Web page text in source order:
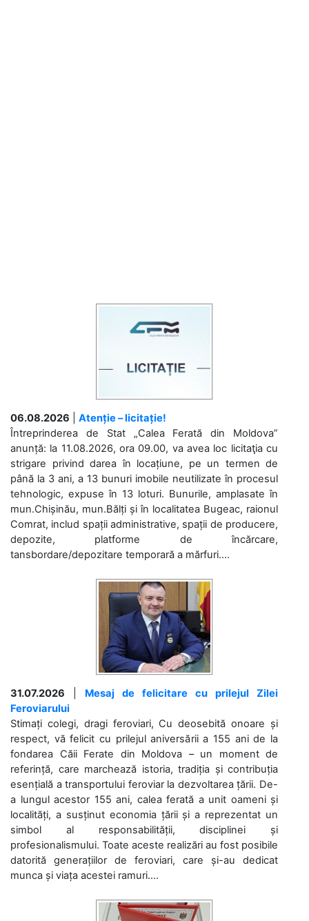
06.08.2026
Atenție – licitație!
Întreprinderea de Stat „Calea Ferată din Moldova”
anunță: la 11.08.2026, ora 09.00, va avea loc licitaţia cu
strigare privind darea în locațiune, pe un termen de
până la 3 ani, a 13 bunuri imobile neutilizate în procesul
tehnologic, expuse în 13 loturi. Bunurile, amplasate în
mun.Chișinău, mun.Bălți și în localitatea Bugeac, raionul
Comrat, includ spații administrative, spații de producere,
depozite, platforme de încărcare,
tansbordare/depozitare temporară a mărfuri....
31.07.2026
Mesaj de felicitare cu prilejul Zilei
Feroviarului
Stimați colegi, dragi feroviari, Cu deosebită onoare și
respect, vă felicit cu prilejul aniversării a 155 ani de la
fondarea Căii Ferate din Moldova – un moment de
referință, care marchează istoria, tradiția și contribuția
esențială a transportului feroviar la dezvoltarea țării. De-
a lungul acestor 155 ani, calea ferată a unit oameni și
localități, a susținut economia țării și a reprezentat un
simbol al responsabilității, disciplinei și
profesionalismului. Toate aceste realizări au fost posibile
datorită generațiilor de feroviari, care și-au dedicat
munca și viața acestei ramuri....